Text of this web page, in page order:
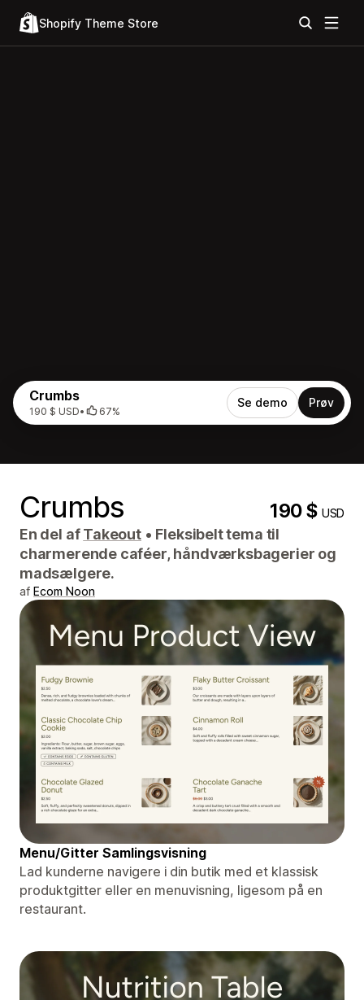
Shopify Theme Store
Crumbs
190 $ USD• 67%
Se demo Prøv
Crumbs 190 $USD
En del afTakeout • Fleksibelt tema til
charmerende caféer, håndværksbagerier og
madsælgere.
af Ecom Noon
Menu/Gitter Samlingsvisning
Lad kunderne navigere i din butik med et klassisk
produktgitter eller en menuvisning, ligesom på en
restaurant.